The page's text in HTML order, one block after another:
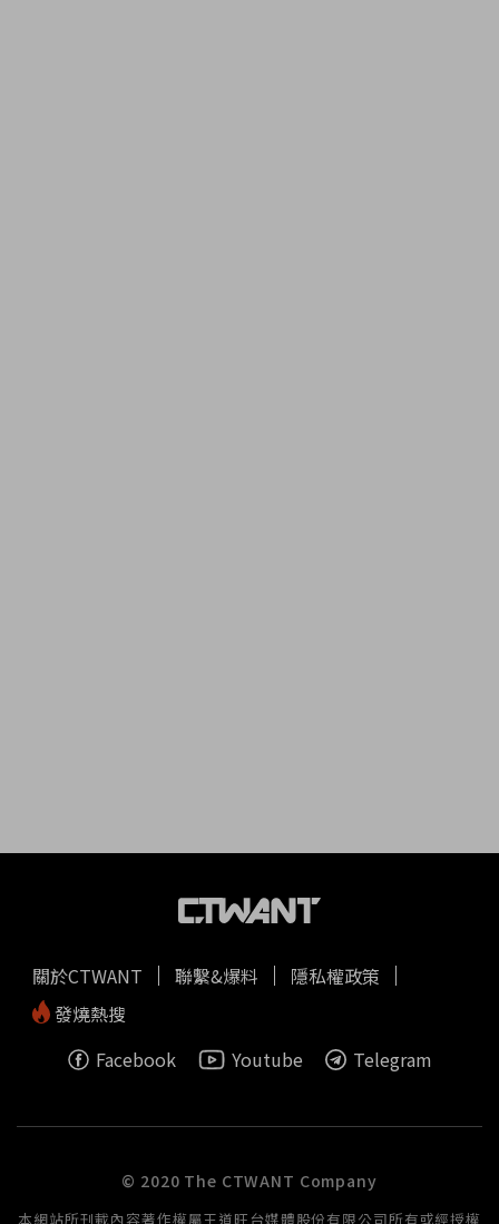
關於CTWANT 聯繫&爆料
隱私權政策
發燒熱搜
Facebook
Youtube Telegram
© 2020 The CTWANT Company
本網站所刊載內容著作權屬王道旺台媒體股份有限公司所有或經授權